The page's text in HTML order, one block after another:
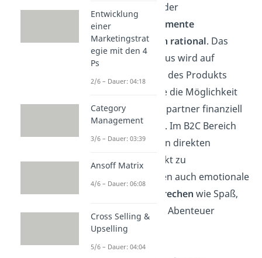
ist der Fokus der
Verkaufsargumente
hauptsächlich rational. Das
heißt, der Fokus wird auf
Funktionalität des Produkts
gesetzt, sowie die Möglichkeit
der Geschäftspartner finanziell
zu profitieren. Im B2C Bereich
sind durch den direkten
Kundenkontakt zu
Privatpersonen auch emotionale
Nutzenversprechen wie Spaß,
Interesse und Abenteuer
möglich.
Entwicklung
einer
Marketingstrat
egie mit den 4
Ps
2/6 – Dauer: 04:18
Category
Management
3/6 – Dauer: 03:39
Ansoff Matrix
4/6 – Dauer: 06:08
Cross Selling &
Upselling
5/6 – Dauer: 04:04